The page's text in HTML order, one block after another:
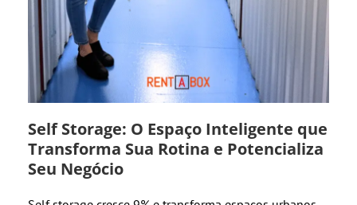
Self Storage: O Espaço Inteligente que
Transforma Sua Rotina e Potencializa
Seu Negócio